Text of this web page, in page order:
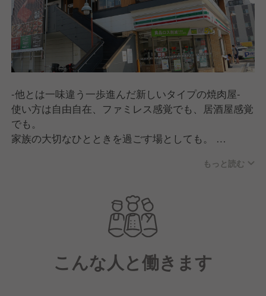
-他とは一味違う一歩進んだ新しいタイプの焼肉屋-
使い方は自由自在、ファミレス感覚でも、居酒屋感覚
でも。
家族の大切なひとときを過ごす場としても。
して、「食の豊かさ、食べることの喜び」を感じて頂
くこと。お肉は特急レーンでお席までお届け、お料理
はタッチパネルで注文できます。
もっと読む
こんな人と働きます